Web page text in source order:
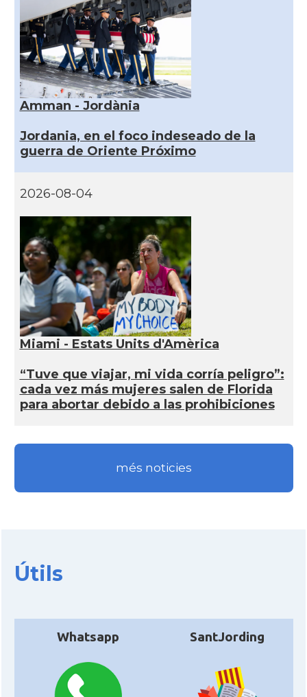
Amman - Jordània
Jordania, en el foco indeseado de la
guerra de Oriente Próximo
2026-08-04
Miami - Estats Units d'Amèrica
“Tuve que viajar, mi vida corría peligro”:
cada vez más mujeres salen de Florida
para abortar debido a las prohibiciones
més noticies
Útils
Whatsapp SantJording